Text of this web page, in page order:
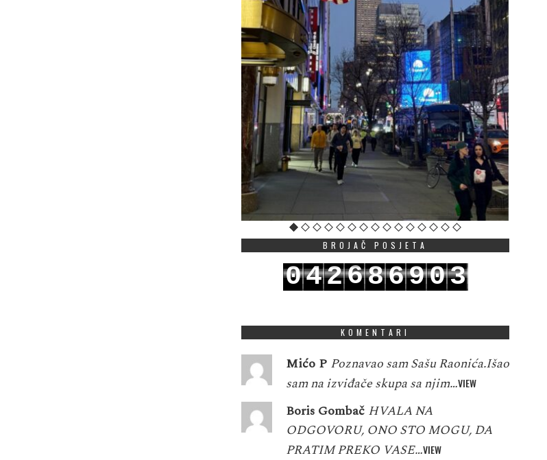
BROJAČ POSJETA
042686903
KOMENTARI
Mićo P Poznavao sam Sašu Raonića.Išao
sam na izviđače skupa sa njim…VIEW
Boris Gombač HVALA NA
ODGOVORU, ONO STO MOGU, DA
PRATIM PREKO VASE…VIEW